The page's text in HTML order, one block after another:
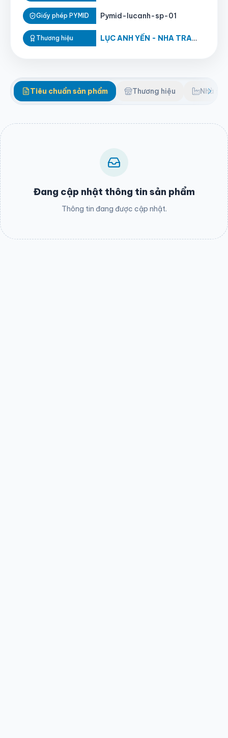
Giấy phép PYMID Pymid-lucanh-sp-01
Thương hiệu LỤC ANH YẾN - NHA TRANG
Tiêu chuẩn sản phẩm Thương hiệu Nhà
Đang cập nhật thông tin sản phẩm
Thông tin đang được cập nhật.